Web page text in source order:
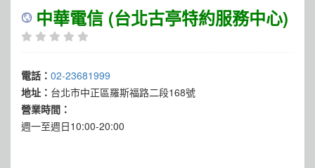
中華電信 (台北古亭特約服務中心)
電話： 02-23681999
地址： 台北市中正區羅斯福路二段168號
營業時間：
週一至週日10:00-20:00
線上DM
品牌總覽